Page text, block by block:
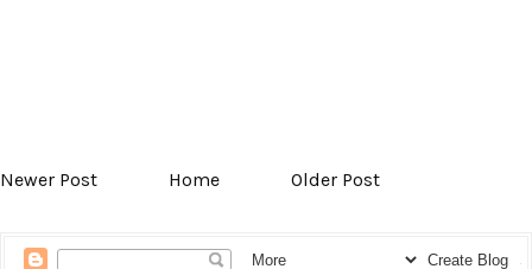
Newer Post Home Older Post